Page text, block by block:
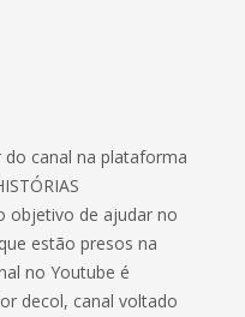
do canal na plataforma
objetivo de ajudar no
estão presos na
no Youtube é
decol, canal voltado